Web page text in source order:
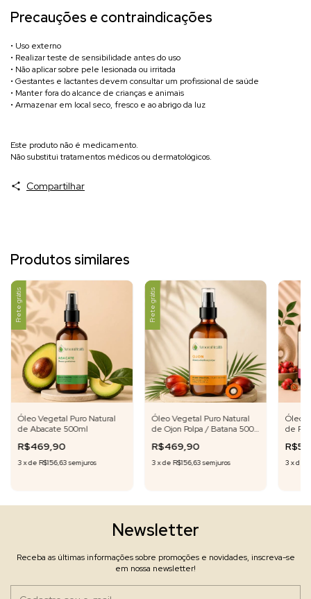
Precauções e contraindicações
• Uso externo
• Realizar teste de sensibilidade antes do uso
• Não aplicar sobre pele lesionada ou irritada
• Gestantes e lactantes devem consultar um profissional de saúde
• Manter fora do alcance de crianças e animais
• Armazenar em local seco, fresco e ao abrigo da luz
Este produto não é medicamento.
Não substitui tratamentos médicos ou dermatológicos.
Compartilhar
Produtos similares
Frete grátis
Óleo Vegetal Puro Natural
de Abacate 500ml
R$469,90
3 xde R$156,63 sem juros
Frete grátis
Óleo Vegetal Puro Natural
de Ojon Polpa / Batana 500
R$469,90
3xde R$156,63sem juros
Óleo
de
3 xde
Newsletter
Receba as últimas informações sobre promoções e novidades, inscreva-se
em nossa newsletter!